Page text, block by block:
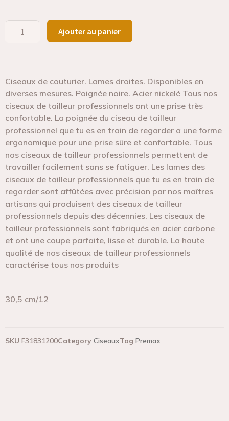
Ajouter au panier
Ciseaux de couturier. Lames droites. Disponibles en
diverses mesures. Poignée noire. Acier nickelé Tous nos
ciseaux de tailleur professionnels ont une prise très
confortable. La poignée du ciseau de tailleur
professionnel que tu es en train de regarder a une forme
ergonomique pour une prise sûre et confortable. Tous
nos ciseaux de tailleur professionnels permettent de
travailler facilement sans se fatiguer. Les lames des
ciseaux de tailleur professionnels que tu es en train de
regarder sont affûtées avec précision par nos maîtres
artisans qui produisent des ciseaux de tailleur
professionnels depuis des décennies. Les ciseaux de
tailleur professionnels sont fabriqués en acier carbone
et ont une coupe parfaite, lisse et durable. La haute
qualité de nos ciseaux de tailleur professionnels
caractérise tous nos produits
30,5 cm/12
SKU F31831200Category CiseauxTag Premax